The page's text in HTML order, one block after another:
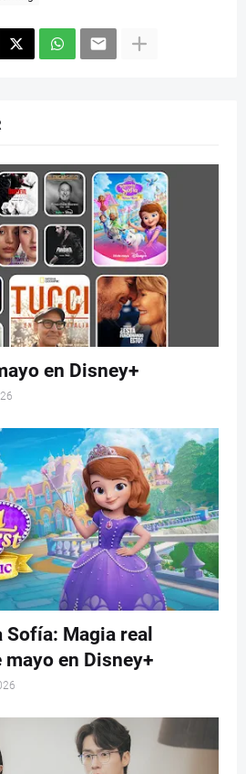
en Disney+
Magia real
en Disney+